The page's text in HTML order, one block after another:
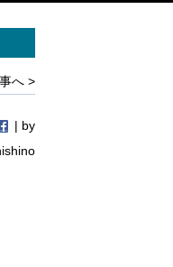
へ >
| by